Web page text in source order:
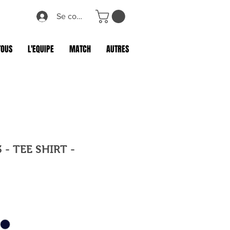
Se connecter
L'EQUIPE MATCH AUTRES
- TEE SHIRT -